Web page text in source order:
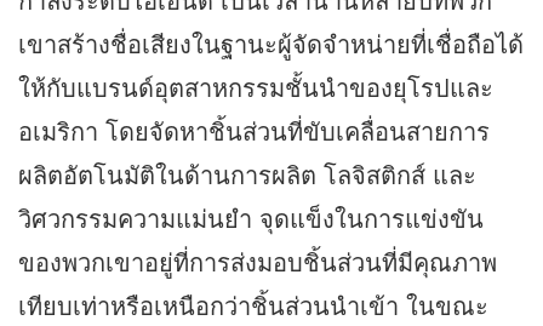
เขาสร้างชื่อเสียงในฐานะผู้จัดจำหน่ายที่เชื่อถือได้
ให้กับแบรนด์อุตสาหกรรมชั้นนำของยุโรปและ
อเมริกา โดยจัดหาชิ้นส่วนที่ขับเคลื่อนสายการ
ผลิตอัตโนมัติในด้านการผลิต โลจิสติกส์ และ
วิศวกรรมความแม่นยำ จุดแข็งในการแข่งขัน
ของพวกเขาอยู่ที่การส่งมอบชิ้นส่วนที่มีคุณภาพ
เทียบเท่าหรือเหนือกว่าชิ้นส่วนนำเข้า ในขณะ